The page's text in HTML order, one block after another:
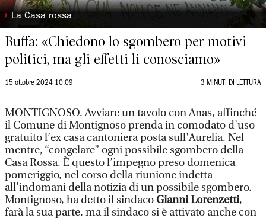
◗ La Casa rossa
Buffa: «Chiedono lo sgombero per motivi
politici, ma gli effetti li conosciamo»
15 ottobre 2024 10:09 3 MINUTI DI LETTURA
MONTIGNOSO. Avviare un tavolo con Anas, affinché
il Comune di Montignoso prenda in comodato d’uso
gratuito l’ex casa cantoniera posta sull'Aurelia. Nel
mentre, “congelare” ogni possibile sgombero della
Casa Rossa. È questo l’impegno preso domenica
pomeriggio, nel corso della riunione indetta
all’indomani della notizia di un possibile sgombero.
Montignoso, ha detto il sindacoGianni Lorenzetti,
farà la sua parte, ma il sindaco si è attivato anche con